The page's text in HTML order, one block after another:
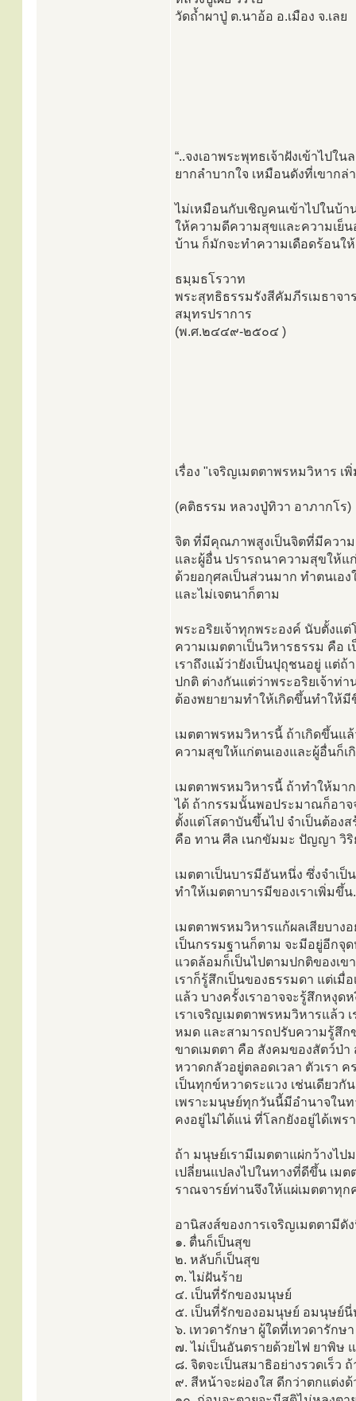
วัดถ้ำผาปู่ ต.นาอ้อ อ.เมือง จ.เลย
“..จงเอาพระพุทธเจ้าฝังเข้าไป
ยากลำบากใจ เหมือนดังที่เขาก
ไม่เหมือนกับเชิญคนเข้าไปในบ้า
ให้ความดีความสุขและความเย็
บ้าน ก็มักจะทำความเดือดร้อนให้
ธมฺมธโรวาท
พระสุทธิธรรมรังสีคัมภีรเมธาจา
สมุทรปราการ
(พ.ศ.๒๔๔๙-๒๕๐๔ )
เรื่อง​ "เจริญเมตตาพรหมวิหาร​
(คติธรรม หลวงปู่ทิวา อาภากโร)​
จิต ที่มีคุณภาพสูงเป็นจิตที่มีความ
และผู้อื่น ปรารถนาความสุขให้
ด้วยอกุศลเป็นส่วนมาก ทำตนเอ
และไม่เจตนาก็ตาม
พระอริยเจ้าทุกพระองค์ นับตั้งแ
ความเมตตาเป็นวิหารธรรม คือ
เราถึงแม้ว่ายังเป็นปุถุชนอยู่ แต่
ปกติ ต่างกันแต่ว่าพระอริยเจ้าท่
ต้องพยายามทำให้เกิดขึ้นทำให้
เมตตาพรหมวิหารนี้ ถ้าเกิดขึ้นแ
ความสุขให้แก่ตนเองและผู้อื่นก็เ
เมตตาพรหมวิหารนี้ ถ้าทำให้มา
ได้ ถ้ากรรมนั้นพอประมาณก็อาจ
ตั้งแต่โสดาบันขึ้นไป จำเป็นต้อง
คือ ทาน ศีล เนกขัมมะ ปัญญา วิริ
เมตตาเป็นบารมีอันหนึ่ง ซึ่งจำเ
ทำให้เมตตาบารมีของเราเพิ่มขึ้น
เมตตาพรหมวิหารแก้ผลเสียบาง
เป็นกรรมฐานก็ตาม จะมีอยู่อีกจุ
แวดล้อมก็เป็นไปตามปกติของเข
เราก็รู้สึกเป็นของธรรมดา แต่เ
แล้ว บางครั้งเราอาจจะรู้สึกหงุ
เราเจริญเมตตาพรหมวิหารแล้ว
หมด และสามารถปรับความรู้สึก
ขาดเมตตา คือ สังคมของสัตว์ป่
หวาดกลัวอยู่ตลอดเวลา ตัวเรา
เป็นทุกข์หวาดระแวง เช่นเดียว
เพราะมนุษย์ทุกวันนี้มีอำนาจในท
คงอยู่ไม่ได้แน่ ที่โลกยังอยู่ได้เพ
ถ้า มนุษย์เรามีเมตตาแผ่กว้างไ
เปลี่ยนแปลงไปในทางที่ดีขึ้น เม
ราณจารย์ท่านจึงให้แผ่เมตตาทุก
อานิสงส์ของการเจริญเมตตามีดั
๑. ตื่นก็เป็นสุข
๒. หลับก็เป็นสุข
๓. ไม่ฝันร้าย
๔. เป็นที่รักของมนุษย์
๕. เป็นที่รักของอมนุษย์ อมนุษย์นี่
๖. เทวดารักษา ผู้ใดที่เทวดารักษ
๗. ไม่เป็นอันตรายด้วยไฟ ยาพิษ
๘. จิตจะเป็นสมาธิอย่างรวดเร็ว
๙. สีหน้าจะผ่องใส ดีกว่าตกแต่งด้